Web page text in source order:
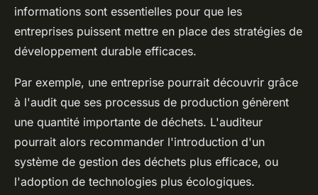
informations sont essentielles pour que les
entreprises puissent mettre en place des stratégies de
développement durable efficaces.
Par exemple, une entreprise pourrait découvrir grâce
à l'audit que ses processus de production génèrent
une quantité importante de déchets. L'auditeur
pourrait alors recommander l'introduction d'un
système de gestion des déchets plus efficace, ou
l'adoption de technologies plus écologiques.